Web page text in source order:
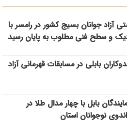
آزاد جوانان بسیج کشور در رامسر با
و سطح فنی مطلوب به پایان رسید
بابلی در مسابقات قهرمانی آزاد
بابل با چهار مدال طلا در
نوجوانان استان